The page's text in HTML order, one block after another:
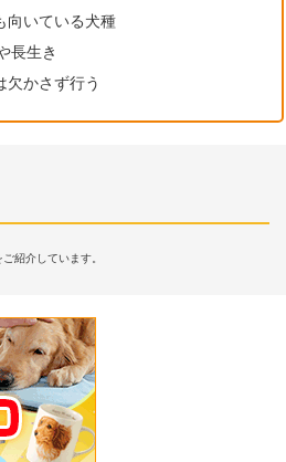
向いている犬種
長生き
欠かさず行う
紹介しています。